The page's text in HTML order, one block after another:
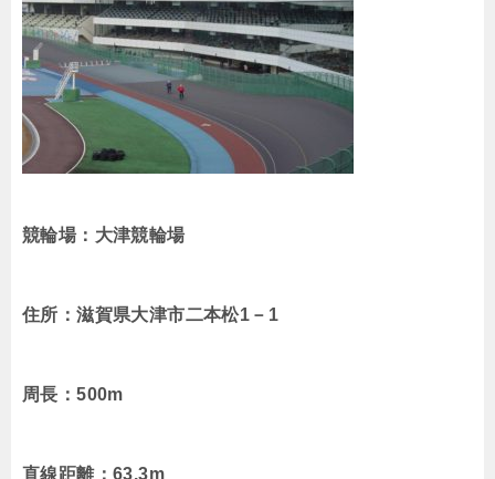
競輪場：大津競輪場
住所：滋賀県大津市二本松1－1
周長：500m
直線距離：63.3m